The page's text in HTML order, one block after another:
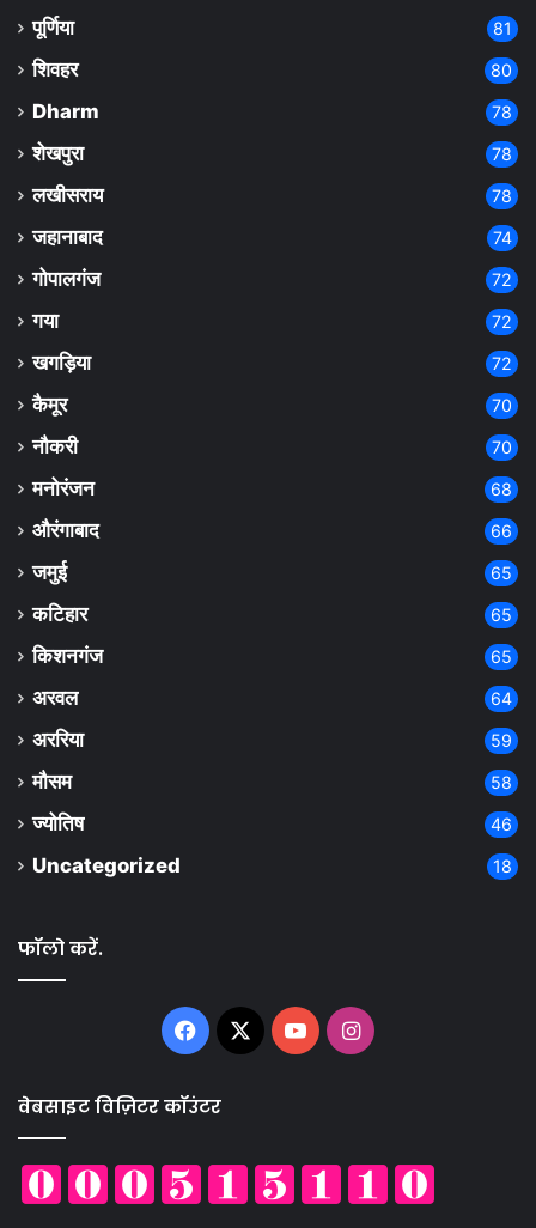
पूर्णिया 81
शिवहर 80
Dharm 78
शेखपुरा 78
लखीसराय 78
जहानाबाद 74
गोपालगंज 72
गया 72
खगड़िया 72
कैमूर 70
नौकरी 70
मनोरंजन 68
औरंगाबाद 66
जमुई 65
कटिहार 65
किशनगंज 65
अरवल 64
अररिया 59
मौसम 58
ज्योतिष 46
Uncategorized 18
फॉलो करें.
Facebook
X YouTubeInstagram
वेबसाइट विज़िटर कॉउंटर